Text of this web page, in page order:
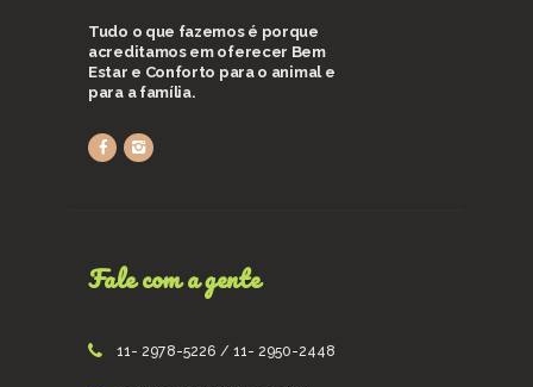
Tudo o que fazemos é porque
acreditamos em oferecer Bem
Estar e Conforto para o animal e
para a família.
Fale com a gente
11- 2978-5226 / 11- 2950-2448